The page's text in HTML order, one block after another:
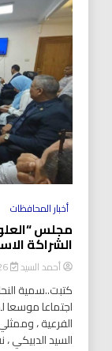
أخبار المحافظات
مجلس
الشراكة
أحمد السيد 2026-08-02
كتبت..سمية
اجتماعا موسعا
الفرعية ،
السيد الدبيكي